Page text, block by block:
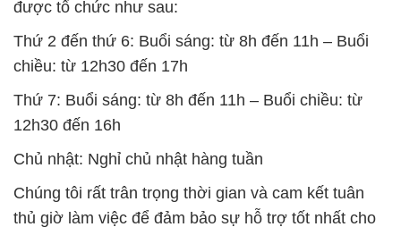
12h30 đến 16h
Chủ nhật: Nghỉ chủ nhật hàng tuần
thủ giờ làm việc để đảm bảo sự hỗ trợ tốt nhất cho
khách hàng và đảm bảo hiệu suất công việc cao
nhất của nhân viên.
BẢN ĐỒ MAP TẠI CÔNG TY HÓA CHẤT ĐẮC
TRƯỜNG PHÁT